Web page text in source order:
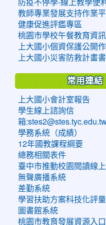
防疫不停學-線上教學便
教師專業發展支持作業
健康促進評鑑專區
桃園市學校午餐教育資
上大國小個資保護公開
上大國小災害防救計畫書
常用連結
上大國小會計室報告
學生線上諮詢信
箱
學務系統（成績）
12年國教課程綱要
總務相關表件
臺中市推動校園閱讀線
無聲廣播系統
差勤系統
學習扶助方案科技化評
圖書館系統
桃園市教育發展資源入